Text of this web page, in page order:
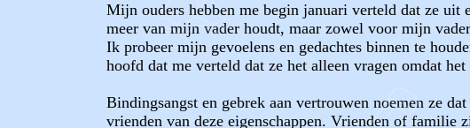
Mijn ouders hebben me begin januari verteld dat ze uit
meer van mijn vader houdt, maar zowel voor mijn
Ik probeer mijn gevoelens en gedachtes binnen te
hoofd dat me verteld dat ze het alleen vragen omdat
Bindingsangst en gebrek aan vertrouwen noemen ze
vrienden van deze eigenschappen. Vrienden of